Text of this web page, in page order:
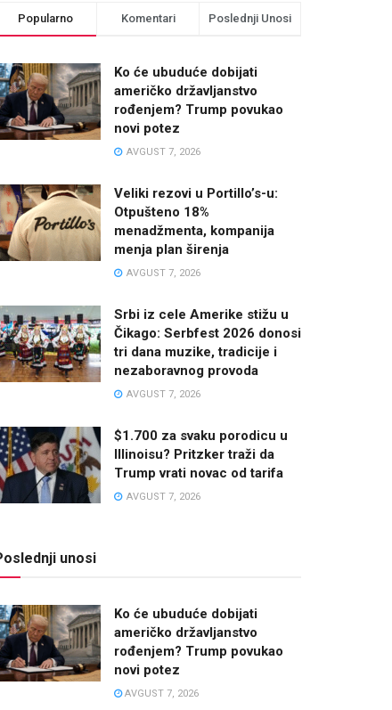
Popularno Komentari Poslednji Unosi
Ko će ubuduće dobijati
američko državljanstvo
rođenjem? Trump povukao
novi potez
AVGUST 7, 2026
Veliki rezovi u Portillo’s-u:
Otpušteno 18%
menadžmenta, kompanija
menja plan širenja
AVGUST 7, 2026
Srbi iz cele Amerike stižu u
Čikago: Serbfest 2026 donosi
tri dana muzike, tradicije i
nezaboravnog provoda
AVGUST 7, 2026
$1.700 za svaku porodicu u
Illinoisu? Pritzker traži da
Trump vrati novac od tarifa
AVGUST 7, 2026
unosi
Ko će ubuduće dobijati
američko državljanstvo
rođenjem? Trump povukao
novi potez
AVGUST 7, 2026